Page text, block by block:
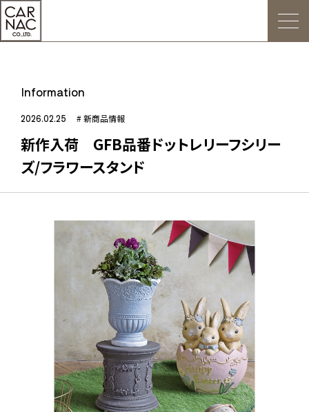
トップ
ごあいさつ
Web発注について
お知らせ
会社概要
デジタルカタログ
販促用POP
Stock status
在庫/商品情報
Instagram
Information
2026.02.25 # 新商品情報
新作入荷 GFB品番ドットレリーフシリー
ズ/フラワースタンド